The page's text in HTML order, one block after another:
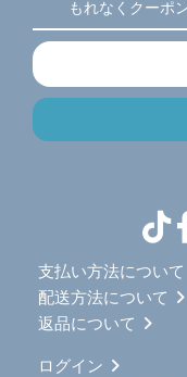
もれなくクーポ
支払い方法について
配送方法について
返品について
ログイン